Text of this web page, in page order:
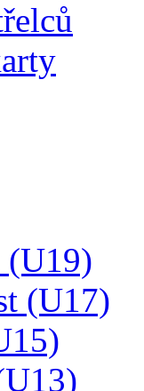
(U19)
(U17)